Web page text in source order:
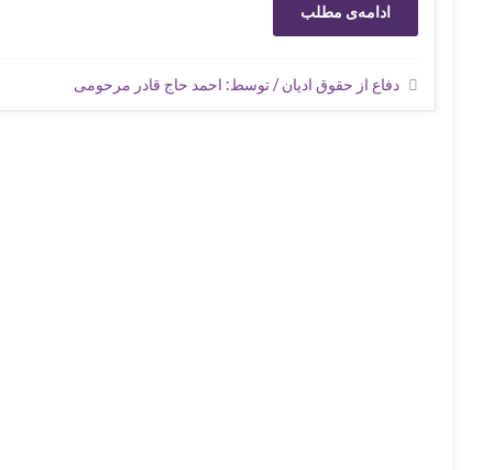
ادامه‌ی مطلب
دفاع از حقوق ادیان / توسط: احمد حاج قادر مرحومی